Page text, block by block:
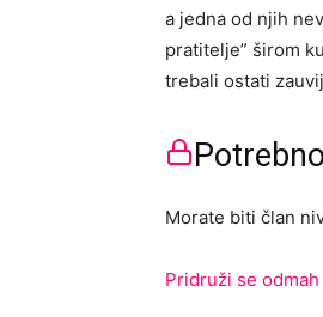
a jedna od njih
pratitelje” širom
trebali ostati
Morate biti član
Pridruži se odmah